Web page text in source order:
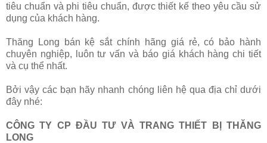
tiêu chuẩn và phi tiêu chuẩn, được thiết kế theo yêu cầu sử
dụng của khách hàng.
Thăng Long bán kệ sắt chính hãng giá rẻ, có bảo hành
chuyên nghiệp, luôn tư vấn và báo giá khách hàng chi tiết
và cụ thể nhất.
Bởi vậy các bạn hãy nhanh chóng liên hệ qua địa chỉ dưới
đây nhé:
CÔNG TY CP ĐẦU TƯ VÀ TRANG THIẾT BỊ THĂNG
LONG